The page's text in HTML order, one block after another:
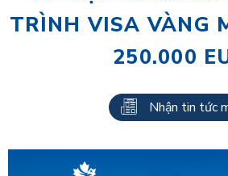
TRÌNH VISA VÀNG
250.000
Nhận tin tức